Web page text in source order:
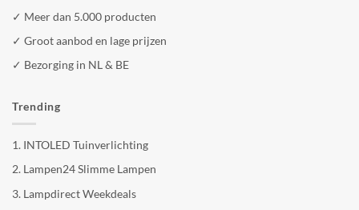
✓ Meer dan 5.000 producten
✓ Groot aanbod en lage prijzen
✓ Bezorging in NL & BE
Trending
1. INTOLED Tuinverlichting
2. Lampen24 Slimme Lampen
3. Lampdirect Weekdeals